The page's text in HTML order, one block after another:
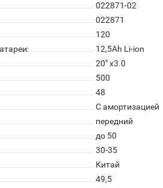
022871-02
022871
120
12,5Аh Li-ion
20" x3.0
500
48
С амортизацией
передний
до 50
30-35
Китай
49,5